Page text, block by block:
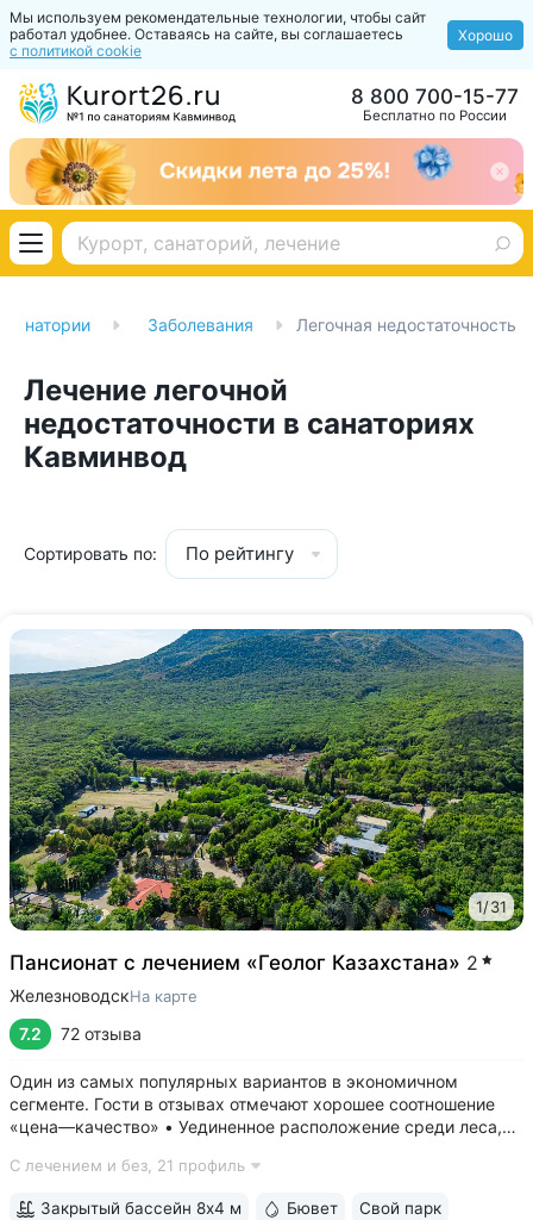
Мы используем рекомендательные технологии, чтобы сайт
работал удобнее. Оставаясь на сайте, вы соглашаетесь
с политикой cookie
Хорошо
Бесплатно по России
8 800 700-15-77
Санатории Заболевания Легочная недостаточность
Лечение легочной
недостаточности в санаториях
Кавминвод
Сортировать по: По рейтингу
1/31
Пансионат с лечением «Геолог Казахстана» 2
ЖелезноводскНа карте
7.2 72 отзыва
Один из самых популярных вариантов в экономичном
сегменте. Гости в отзывах отмечают хорошее соотношение
«цена—качество» • Уединенное расположение среди леса,
заповедника 6 га с цветущими деревьями, беседками,
С лечением и без, 21 профиль
Закрытый бассейн 8х4 м Бювет Свой парк